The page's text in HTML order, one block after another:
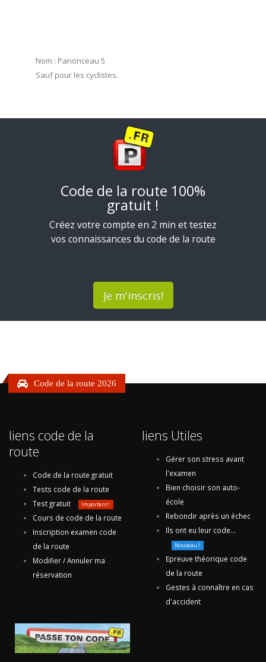
Nom : Panonceau 5
Sauf pour les cyclistes.
Code de la route 100%
gratuit !
Créez votre compte en 2 min et testez
vos connaissances du code de la route
Je m'inscris!
Code de la route 2026
liens code de la
route
Code de la route gratuit
Tests code de la route
Test gratuit
Important !
Cours de code de la route
Inscription examen code
de la route
Modifier / Annuler ma
réservation
liens Utiles
Gérer son stress avant
l'examen
Bien choisir son auto-
école
Rebondir après un échec
Ils ont eu leur code...
Nouveau !
Epreuve théorique code
de la route
Gestes à connaître en cas
d'accident